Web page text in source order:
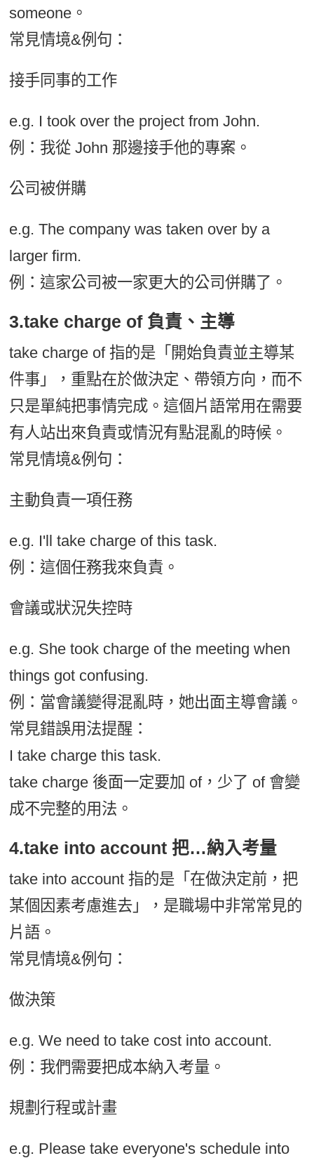
someone。
常見情境&例句：
接手同事的工作
e.g. I took over the project from John.
例：我從 John 那邊接手他的專案。
公司被併購
e.g. The company was taken over by a
larger firm.
例：這家公司被一家更大的公司併購了。
3.take charge of 負責、主導
take charge of 指的是「開始負責並主導某
件事」，重點在於做決定、帶領方向，而不
只是單純把事情完成。這個片語常用在需要
有人站出來負責或情況有點混亂的時候。
常見情境&例句：
主動負責一項任務
e.g. I'll take charge of this task.
例：這個任務我來負責。
會議或狀況失控時
e.g. She took charge of the meeting when
things got confusing.
例：當會議變得混亂時，她出面主導會議。
常見錯誤用法提醒：
I take charge this task.
take charge 後面一定要加 of，少了 of 會變
成不完整的用法。
4.take into account 把…納入考量
take into account 指的是「在做決定前，把
某個因素考慮進去」，是職場中非常常見的
片語。
常見情境&例句：
做決策
e.g. We need to take cost into account.
例：我們需要把成本納入考量。
規劃行程或計畫
e.g. Please take everyone's schedule into